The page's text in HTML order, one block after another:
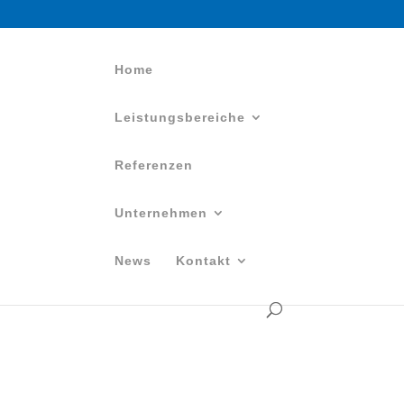
Home
Leistungsbereiche
Referenzen
Unternehmen
News Kontakt